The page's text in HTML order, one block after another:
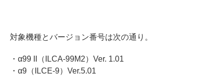
対象機種とバージョン番号は次の通り。
・α99 II（ILCA-99M2）Ver. 1.01
・α9（ILCE-9）Ver.5.01